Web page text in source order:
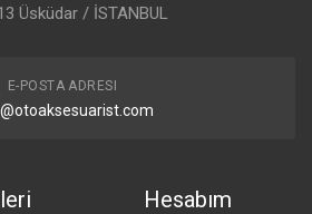
Üsküdar / İSTANBUL
E-POSTA ADRESI
Hesabım